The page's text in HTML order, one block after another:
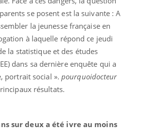
se posent est la suivante : A
la jeunesse française en
à laquelle répond ce jeudi
la statistique et des études
dans sa dernière enquête qui a
portrait social ».pourquoidocteur
résultats.
sur deux a été ivre au moins